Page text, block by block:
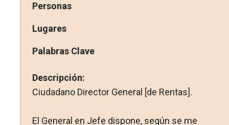
Personas
Lugares
Palabras Clave
Descripción:
Ciudadano Director General [de Rentas].
El General en Jefe dispone, según se me